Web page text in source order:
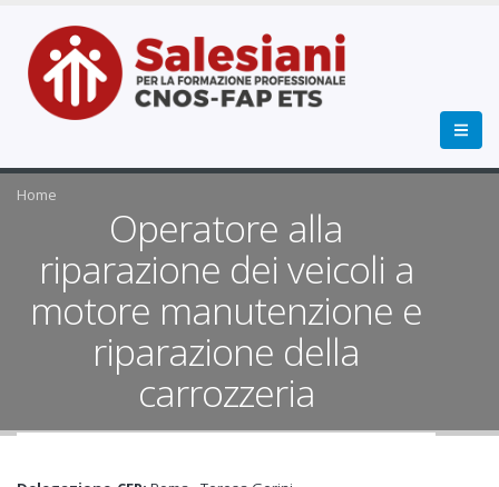
Home
Operatore alla
riparazione dei veicoli a
motore manutenzione e
riparazione della
carrozzeria